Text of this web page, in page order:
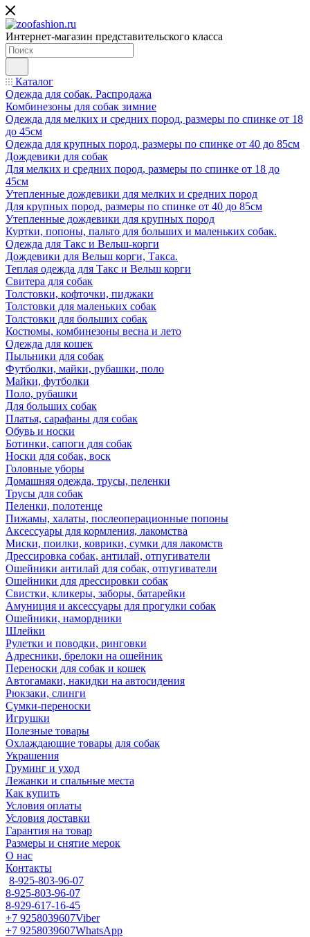
Интернет-магазин представительского класса
Каталог
Одежда для собак. Распродажа
Комбинезоны для собак зимние
Одежда для мелких и средних пород, размеры по спинке от 18
до 45см
Одежда для крупных пород, размеры по спинке от 40 до 85см
Дождевики для собак
Для мелких и средних пород, размеры по спинке от 18 до
45см
Утепленные дождевики для мелких и средних пород
Для крупных пород, размеры по спинке от 40 до 85см
Утепленные дождевики для крупных пород
Куртки, попоны, пальто для больших и маленьких собак.
Одежда для Такс и Вельш-корги
Дождевики для Вельш корги, Такса.
Теплая одежда для Такс и Вельш корги
Свитера для собак
Толстовки, кофточки, пиджаки
Толстовки для маленьких собак
Толстовки для больших собак
Костюмы, комбинезоны весна и лето
Одежда для кошек
Пыльники для собак
Футболки, майки, рубашки, поло
Майки, футболки
Поло, рубашки
Для больших собак
Платья, сарафаны для собак
Обувь и носки
Ботинки, сапоги для собак
Носки для собак, воск
Головные уборы
Домашняя одежда, трусы, пеленки
Трусы для собак
Пеленки, полотенце
Пижамы, халаты, послеоперационные попоны
Аксессуары для кормления, лакомства
Миски, поилки, коврики, сумки для лакомств
Дрессировка собак, антилай, отпугиватели
Ошейники антилай для собак, отпугиватели
Ошейники для дрессировки собак
Свистки, кликеры, заборы, батарейки
Амуниция и аксессуары для прогулки собак
Ошейники, намордники
Шлейки
Рулетки и поводки, ринговки
Адресники, брелоки на ошейник
Переноски для собак и кошек
Автогамаки, накидки на автосидения
Рюкзаки, слинги
Сумки-переноски
Игрушки
Полезные товары
Охлаждающие товары для собак
Украшения
Груминг и уход
Лежанки и спальные места
Как купить
Условия оплаты
Условия доставки
Гарантия на товар
Размеры и снятие мерок
О нас
Контакты
8-925-803-96-07
8-925-803-96-07
8-929-617-16-45
+7 9258039607Viber
+7 9258039607WhatsApp